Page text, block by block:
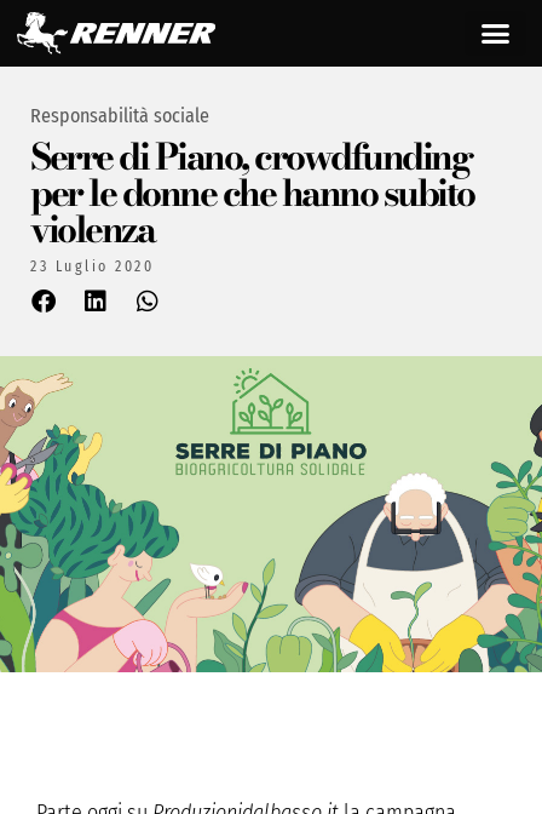
Responsabilità sociale
Serre di Piano, crowdfunding
per le donne che hanno subito
violenza
23 Luglio 2020